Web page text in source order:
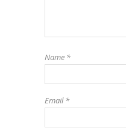
Name *
Email*